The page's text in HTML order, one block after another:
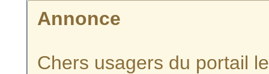
Annonce
Chers usagers du portail